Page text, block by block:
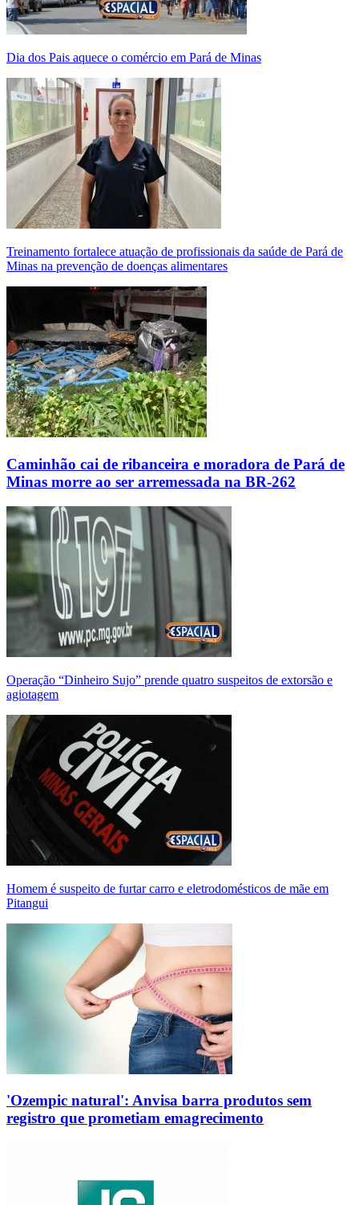
Dia dos Pais aquece o comércio em Pará de Minas
Treinamento fortalece atuação de profissionais da saúde de Pará de
Minas na prevenção de doenças alimentares
Caminhão cai de ribanceira e moradora de Pará de
Minas morre ao ser arremessada na BR-262
Operação “Dinheiro Sujo” prende quatro suspeitos de extorsão e
agiotagem
Homem é suspeito de furtar carro e eletrodomésticos de mãe em
Pitangui
'Ozempic natural': Anvisa barra produtos sem
registro que prometiam emagrecimento